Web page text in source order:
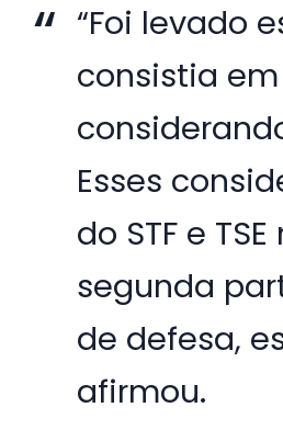
“Foi levado
consistia
Esses
do STF e
segunda
de defesa,
afirmou.